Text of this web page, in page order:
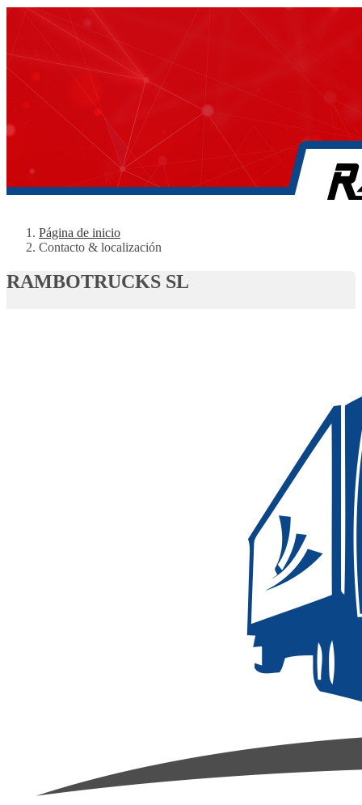
Página de inicio
Contacto & localización
RAMBOTRUCKS SL